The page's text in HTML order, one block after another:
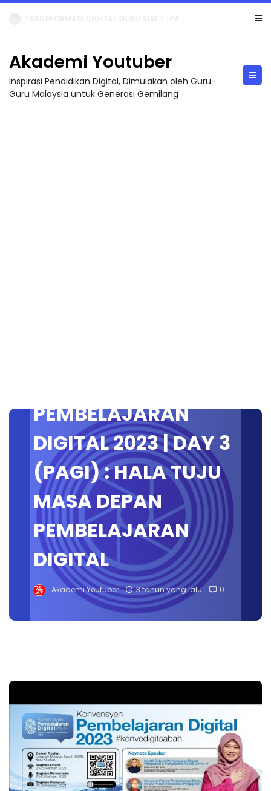
Akademi Youtuber
Inspirasi Pendidikan Digital, Dimulakan oleh Guru-
Guru Malaysia untuk Generasi Gemilang
PEMBELAJARAN
DIGITAL 2023 | DAY 3
(PAGI) : HALA TUJU
MASA DEPAN
PEMBELAJARAN
DIGITAL
Akademi Youtuber 3 tahun yang lalu 0